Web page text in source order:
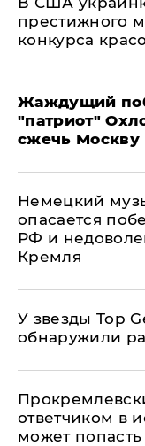
престижного
конкурса
Жаждущий
"патриот"
сжечь Москву
Немецкий
опасается
РФ и
Кремля
У звезды Top
обнаружили
ответчиком в
может